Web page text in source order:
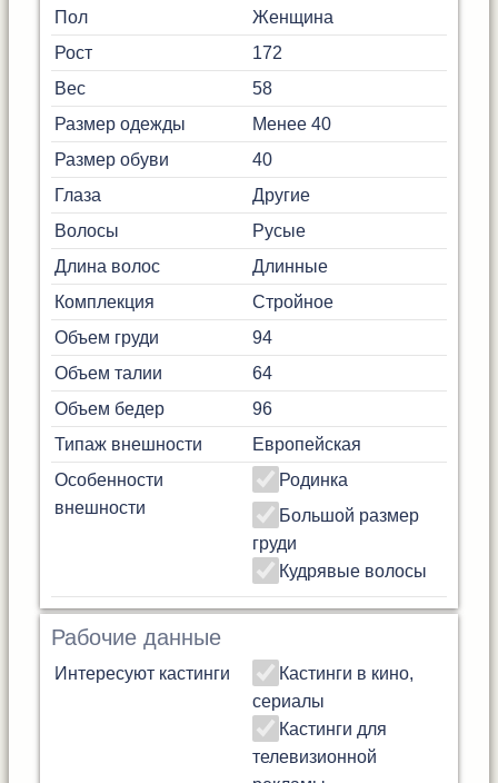
Пол
Женщина
Рост
172
Вес
58
Размер одежды
Менее 40
Размер обуви
40
Глаза
Другие
Волосы
Русые
Длина волос
Длинные
Комплекция
Стройное
Объем груди
94
Объем талии
64
Объем бедер
96
Типаж внешности
Европейская
Особенности
внешности
Родинка
Большой размер
груди
Кудрявые волосы
Рабочие данные
Интересуют кастинги
Кастинги в кино,
сериалы
Кастинги для
телевизионной